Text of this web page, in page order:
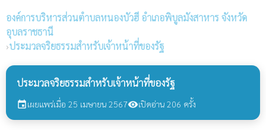
องค์การบริหารส่วนตำบลหนองบัวฮี อำเภอพิบูลมังสาหาร จังหวัด
อุบลราชธานี
›ประมวลจริยธรรมสำหรับเจ้าหน้าที่ของรัฐ
ประมวลจริยธรรมสำหรับเจ้าหน้าที่ของรัฐ
eventเผยแพร่เมื่อ 25 เมษายน 2567visibilityเปิดอ่าน 206 ครั้ง